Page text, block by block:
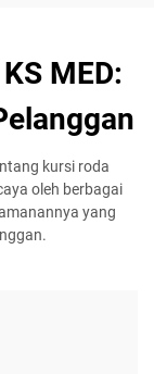
MED:
kursi roda
oleh berbagai
yang